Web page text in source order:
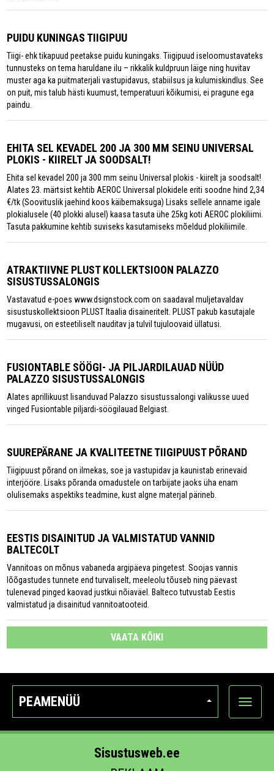
PUIDU KUNINGAS TIIGIPUU
Tiigi- ehk tikapuud peetakse puidu kuningaks. Tiigipuud iseloomustavateks
tunnusteks on tema haruldane ilu – rikkalik kuldpruun läige ning huvitav
muster aga ka puitmaterjali vastupidavus, stabiilsus ja kulumiskindlus. See
on puit, mis talub hästi kuumust, temperatuuri kõikumisi, ei pragune ega
paindu.
EHITA SEL KEVADEL 200 JA 300 MM SEINU UNIVERSAL
PLOKIS - KIIRELT JA SOODSALT!
Ehita sel kevadel 200 ja 300 mm seinu Universal plokis - kiirelt ja soodsalt!
Alates 23. märtsist kehtib AEROC Universal plokidele eriti soodne hind 2,34
€/tk (Soovituslik jaehind koos käibemaksuga) Lisaks sellele anname igale
plokialusele (40 plokki alusel) kaasa tasuta ühe 25kg koti AEROC plokiliimi.
Tasuta pakkumine kehtib suviseks kasutamiseks mõeldud plokiliimile.
ATRAKTIIVNE PLUST KOLLEKTSIOON PALAZZO
SISUSTUSSALONGIS
Vastavatud e-poes www.dsignstock.com on saadaval muljetavaldav
sisustuskollektsioon PLUST Itaalia disaineritelt. PLUST pakub kasutajale
mugavusi, on esteetiliselt nauditav ja tulvil tujuloovaid üllatusi.
FUSIONTABLE SÖÖGI- JA PILJARDILAUAD NÜÜD
PALAZZO SISUSTUSSALONGIS
Alates aprillikuust lisanduvad Palazzo sisustussalongi valikusse uued
vinged Fusiontable piljardi-söögilauad Belgiast.
SUUREPÄRANE JA KVALITEETNE TIIGIPUUST PÕRAND
Tiigipuust põrand on ilmekas, soe ja vastupidav ja kaunistab erinevaid
interjööre. Lisaks põranda omadustele on tarbijate jaoks üha enam
olulisemaks aspektiks teadmine, kust algne materjal pärineb.
EESTIS DISAINITUD JA VALMISTATUD VANNID
BALTECOLT
Vannitoas on mõnus vabaneda argipäeva pingetest. Soojas vannis
lõõgastudes tunnete end turvaliselt, meeleolu tõuseb ning päevast
tulenevad pinged kaovad justkui nõiaväel. Balteco tutvustab Eestis
valmistatud ja disainitud vannitoatooteid.
VAATA KÕIKI
PEAMENÜÜ
Ava
Sisustusweb.ee